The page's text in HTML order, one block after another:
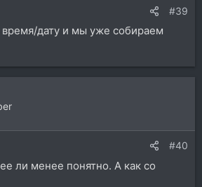
#39
время/дату и мы уже собираем
#40
ли менее понятно. А как со